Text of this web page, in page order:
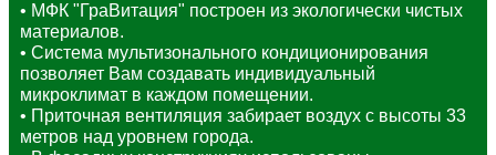
• МФК "ГраВитация" построен из экологически чистых
материалов.
• Система мультизонального кондиционирования
позволяет Вам создавать индивидуальный
микроклимат в каждом помещении.
• Приточная вентиляция забирает воздух с высоты 33
метров над уровнем города.